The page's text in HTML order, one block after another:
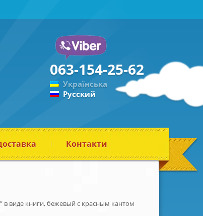
063-154-25-62
Українська
Русский
Контакти
в виде книги, бежевый с красным кантом